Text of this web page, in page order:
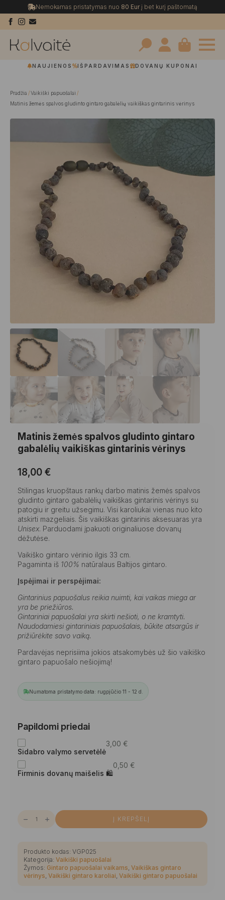
Nemokamas pristatymas nuo 80 Eurį bet kurį paštomatą
Search
NAUJIENOS IŠPARDAVIMAS DOVANŲ KUPONAI
Pradžia
Vaikiški papuošalai
Matinis žemės spalvos gludinto gintaro gabalėlių vaikiškas gintarinis vėrinys
Matinis žemės spalvos gludinto gintaro
gabalėlių vaikiškas gintarinis vėrinys
18,00 €
Stilingas kruopštaus rankų darbo matinis žemės spalvos
gludinto gintaro gabalėlių vaikiškas gintarinis vėrinys su
patogiu ir greitu užsegimu. Visi karoliukai vienas nuo kito
atskirti mazgeliais. Šis vaikiškas gintarinis aksesuaras yra
Unisex. Parduodami įpakuoti originaliuose dovanų
dėžutėse.
Vaikiško gintaro vėrinio ilgis 33 cm.
Pagaminta iš 100% natūralaus Baltijos gintaro.
Įspėjimai ir perspėjimai:
Gintarinius papuošalus reikia nuimti, kai vaikas miega ar
yra be priežiūros.
Gintariniai papuošalai yra skirti nešioti, o ne kramtyti.
Naudodamiesi gintariniais papuošalais, būkite atsargūs ir
prižiūrėkite savo vaiką.
Pardavėjas neprisiima jokios atsakomybės už šio vaikiško
gintaro papuošalo nešiojimą!
Numatoma pristatymo data: rugpjūčio 11 - 12 d.
Papildomi priedai
Sidabro valymo servetėlė
3,00 €
Firminis dovanų maišelis 🛍
0,50 €
kiekis:
gludinto
gintaro
gabalėlių
vaikiškas
gintarinis
Į KREPŠELĮ
Produkto kodas: VGP025
Kategorija: Vaikiški papuošalai
Žymos: Gintaro papuošalai vaikams, Vaikiškas gintaro
vėrinys, Vaikiški gintaro karoliai, Vaikiški gintaro papuošalai